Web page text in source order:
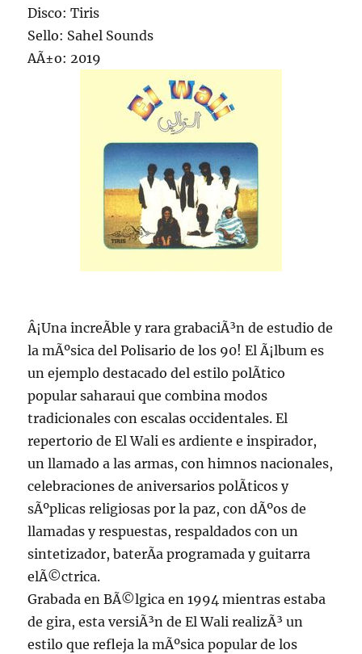
Disco: Tiris
Sello: Sahel Sounds
AÃ±o: 2019
Â¡Una increÃ­ble y rara grabaciÃ³n de estudio de
la mÃºsica del Polisario de los 90! El Ã¡lbum es
un ejemplo destacado del estilo polÃ­tico
popular saharaui que combina modos
tradicionales con escalas occidentales. El
repertorio de El Wali es ardiente e inspirador,
un llamado a las armas, con himnos nacionales,
celebraciones de aniversarios polÃ­ticos y
sÃºplicas religiosas por la paz, con dÃºos de
llamadas y respuestas, respaldados con un
sintetizador, baterÃ­a programada y guitarra
elÃ©ctrica.
Grabada en BÃ©lgica en 1994 mientras estaba
de gira, esta versiÃ³n de El Wali realizÃ³ un
estilo que refleja la mÃºsica popular de los